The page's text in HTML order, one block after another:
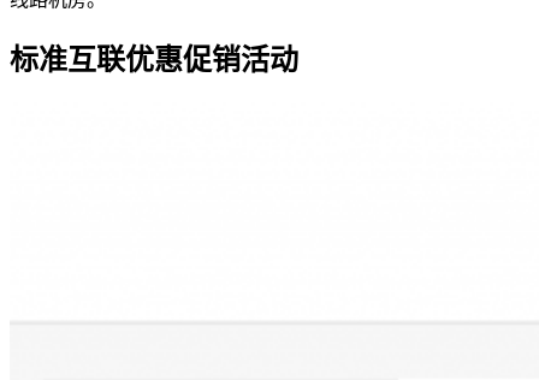
标准互联优惠促销活动